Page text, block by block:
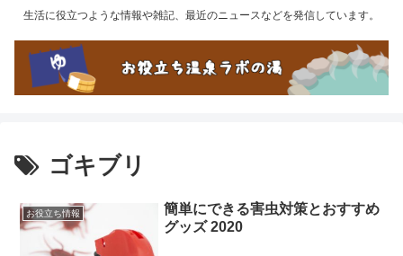
生活に役立つような情報や雑記、最近のニュースなどを発信しています。
ゴキブリ
お役立ち情報
簡単にできる害虫対策とおすすめ
グッズ 2020